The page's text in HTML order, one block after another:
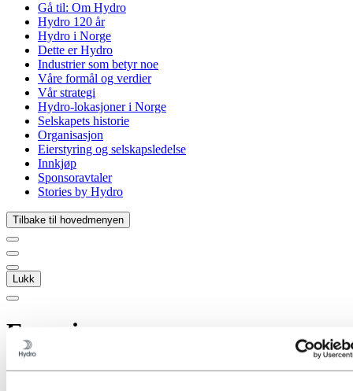
Gå til: Om Hydro
Hydro 120 år
Hydro i Norge
Dette er Hydro
Industrier som betyr noe
Våre formål og verdier
Vår strategi
Hydro-lokasjoner i Norge
Selskapets historie
Organisasjon
Eierstyring og selskapsledelse
Innkjøp
Sponsoravtaler
Stories by Hydro
Tilbake til hovedmenyen
Lukk
Energi
Hydro har bygd industri og lokalsamfunn basert på fornybar energi